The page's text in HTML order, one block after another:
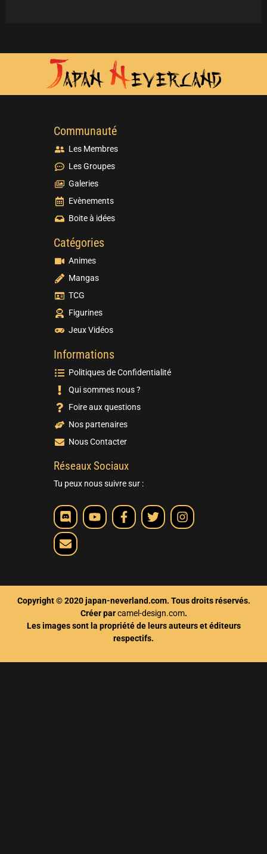
Communauté
Les Membres
Les Groupes
Galeries
Evènements
Boite à idées
Catégories
Animes
Mangas
TCG
Figurines
Jeux Vidéos
Informations
Politiques de Confidentialité
Qui sommes nous ?
Foire aux questions
Nos partenaires
Nous Contacter
Réseaux Sociaux
Tu peux nous suivre sur :
Copyright © 2020 japan-neverland.com. Tous droits réservés.
Créer parcamel-design.com.
Les images sont la propriété de leurs auteurs et éditeurs
respectifs.